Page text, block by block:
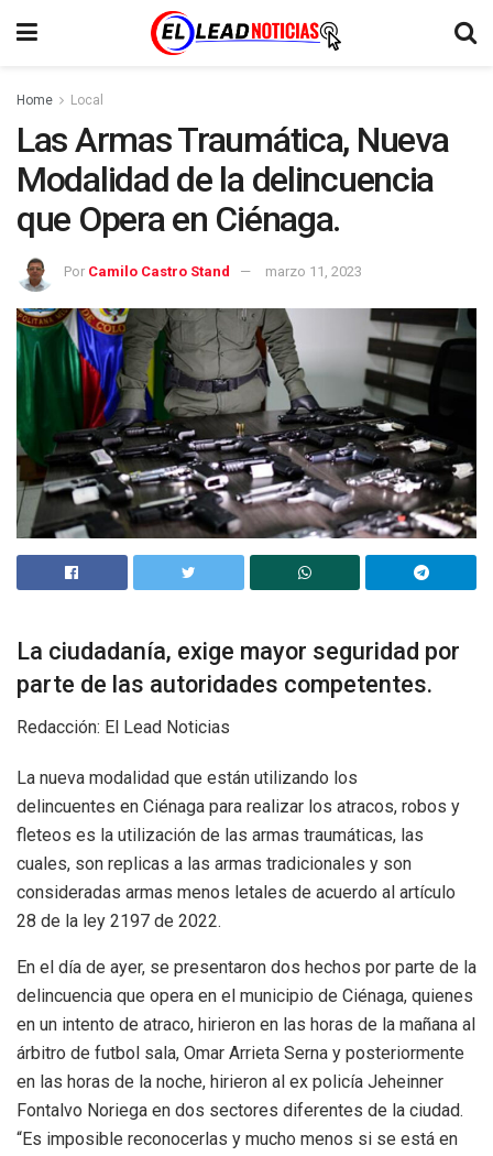
Home Local
Las Armas Traumática, Nueva
Modalidad de la delincuencia
que Opera en Ciénaga.
Por Camilo Castro Stand marzo 11, 2023
La ciudadanía, exige mayor seguridad por
parte de las autoridades competentes.
Redacción: El Lead Noticias
La nueva modalidad que están utilizando los
delincuentes en Ciénaga para realizar los atracos, robos y
fleteos es la utilización de las armas traumáticas, las
cuales, son replicas a las armas tradicionales y son
consideradas armas menos letales de acuerdo al artículo
28 de la ley 2197 de 2022.
En el día de ayer, se presentaron dos hechos por parte de la
delincuencia que opera en el municipio de Ciénaga, quienes
en un intento de atraco, hirieron en las horas de la mañana al
árbitro de futbol sala, Omar Arrieta Serna y posteriormente
en las horas de la noche, hirieron al ex policía Jeheinner
Fontalvo Noriega en dos sectores diferentes de la ciudad.
“Es imposible reconocerlas y mucho menos si se está en